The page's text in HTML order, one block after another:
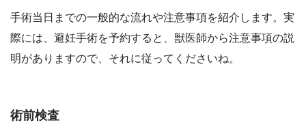
手術当日までの一般的な流れや注意事項を紹介します。実
際には、避妊手術を予約すると、獣医師から注意事項の説
明がありますので、それに従ってくださいね。
術前検査